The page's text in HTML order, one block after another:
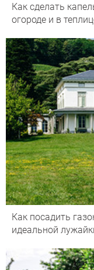
Как сделать
огороде и в
Как посадить
идеальной